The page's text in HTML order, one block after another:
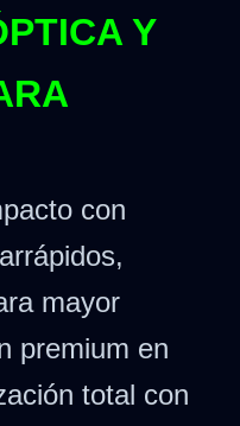
Y
con
mayor
premium en
total con